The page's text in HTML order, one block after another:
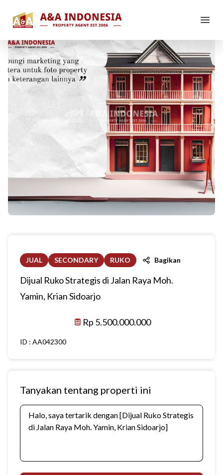
JUAL SECONDARY RUKO Bagikan
Dijual Ruko Strategis di Jalan Raya Moh.
Yamin, Krian Sidoarjo
Rp 5.500.000.000
ID : AA042300
Tanyakan tentang properti ini